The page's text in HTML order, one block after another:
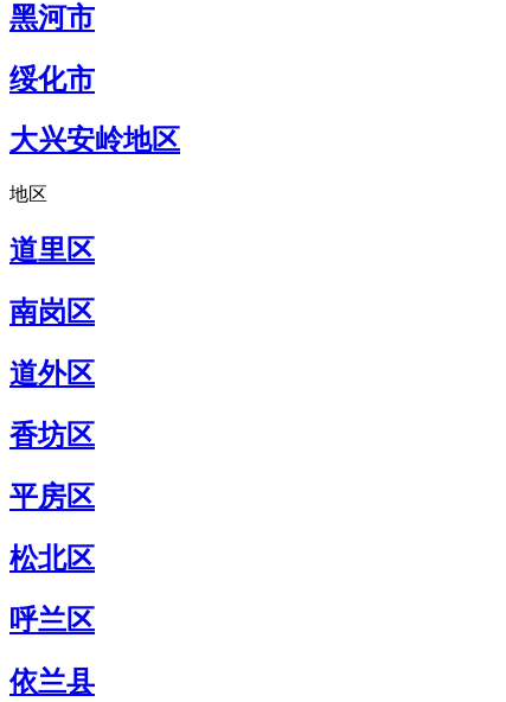
黑河市
绥化市
大兴安岭地区
地区
道里区
南岗区
道外区
香坊区
平房区
松北区
呼兰区
依兰县